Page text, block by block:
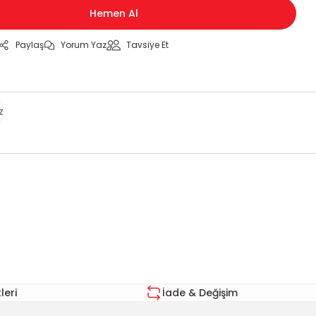
Hemen Al
Paylaş Yorum Yaz Tavsiye Et
İade & Değişim